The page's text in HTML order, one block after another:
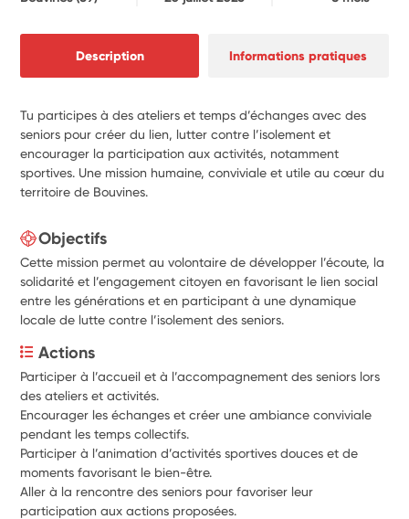
Description Informations pratiques
Tu participes à des ateliers et temps d’échanges avec des
seniors pour créer du lien, lutter contre l’isolement et
encourager la participation aux activités, notamment
sportives. Une mission humaine, conviviale et utile au cœur du
territoire de Bouvines.
Objectifs
Cette mission permet au volontaire de développer l’écoute, la
solidarité et l’engagement citoyen en favorisant le lien social
entre les générations et en participant à une dynamique
locale de lutte contre l’isolement des seniors.
Actions
Participer à l’accueil et à l’accompagnement des seniors lors
des ateliers et activités.
Encourager les échanges et créer une ambiance conviviale
pendant les temps collectifs.
Participer à l’animation d’activités sportives douces et de
moments favorisant le bien-être.
Aller à la rencontre des seniors pour favoriser leur
participation aux actions proposées.